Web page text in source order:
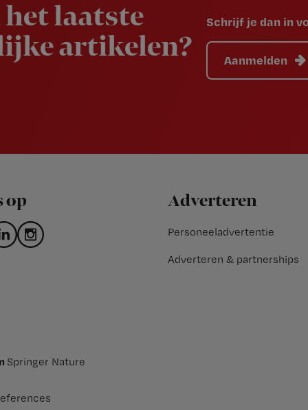
laatste
artikelen?
Schrijf je dan in
Aanmelden
op Adverteren
Personeeladvertentie
Adverteren & partnerships
Springer Nature